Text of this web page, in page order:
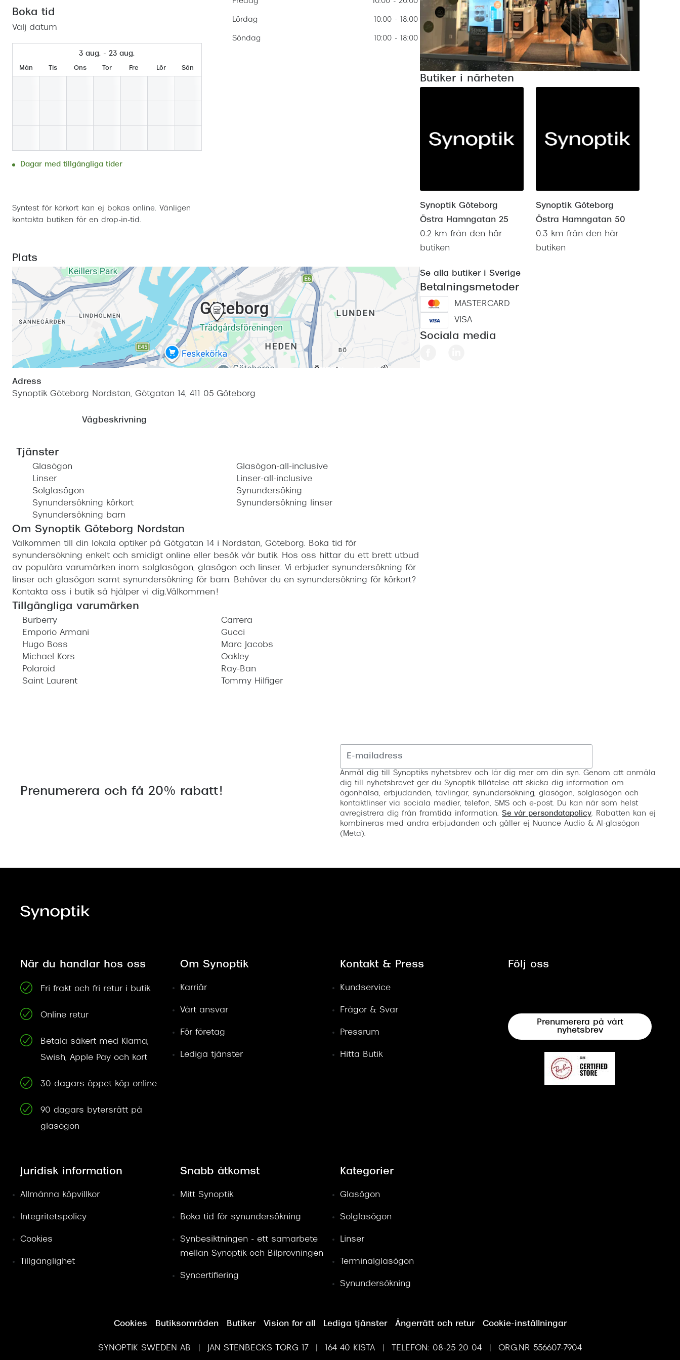
Mitt Synoptik
Abonnemang
Abonnemang glasögon barn
Progressiva glasögon
Cat eye solglasögon
Suncover och clip-on
Polariserade solglasögon
Dygnet-runt-linser
Precision1
Boka synundersökning
terminal-/skyddsglasögon
Boka tid
Välj datum
3 aug. - 23 aug.
Mån Tis Ons Tor Fre Lör Sön
Dagar med tillgängliga tider
Syntest för körkort kan ej bokas online. Vänligen
kontakta butiken för en drop-in-tid.
Lördag 10:00 - 18:00
Söndag 10:00 - 18:00
Plats
Adress
Synoptik Göteborg Nordstan, Götgatan 14, 411 05 Göteborg
Vägbeskrivning
Tjänster
Glasögon
Glasögon-all-inclusive
Linser
Linser-all-inclusive
Solglasögon
Synundersöking
Synundersökning körkort
Synundersökning linser
Synundersökning barn
Om Synoptik Göteborg Nordstan
Välkommen till din lokala optiker på Götgatan 14 i Nordstan, Göteborg. Boka tid för
synundersökning enkelt och smidigt online eller besök vår butik. Hos oss hittar du ett brett utbud
av populära varumärken inom solglasögon, glasögon och linser. Vi erbjuder synundersökning för
linser och glasögon samt synundersökning för barn. Behöver du en synundersökning för körkort?
Kontakta oss i butik så hjälper vi dig.Välkommen!
Tillgängliga varumärken
Burberry
Carrera
Emporio Armani
Gucci
Hugo Boss
Marc Jacobs
Michael Kors
Oakley
Polaroid
Ray-Ban
Saint Laurent
Tommy Hilfiger
Butiker i närheten
Synoptik Göteborg
Östra Hamngatan 25
0.2 km från den här
butiken
Synoptik Göteborg
Östra Hamngatan 50
0.3 km från den här
butiken
Se alla butiker i Sverige
Betalningsmetoder
MASTERCARD
VISA
Sociala media
Prenumerera och få 20% rabatt!
Anmäl dig till Synoptiks nyhetsbrev och lär dig mer om din syn. Genom att anmäla
dig till nyhetsbrevet ger du Synoptik tillåtelse att skicka dig information om
ögonhälsa, erbjudanden, tävlingar, synundersökning, glasögon, solglasögon och
kontaktlinser via sociala medier, telefon, SMS och e-post. Du kan när som helst
avregistrera dig från framtida information. Se vår persondatapolicy. Rabatten kan ej
kombineras med andra erbjudanden och gäller ej Nuance Audio & AI-glasögon
(Meta).
När du handlar hos oss
Fri frakt och fri retur i butik
Online retur
Betala säkert med Klarna,
Swish, Apple Pay och kort
30 dagars öppet köp online
90 dagars bytersrätt på
glasögon
Om Synoptik
Karriär
Vårt ansvar
För företag
Lediga tjänster
Kontakt & Press
Kundservice
Frågor & Svar
Pressrum
Hitta Butik
Juridisk information
Allmänna köpvillkor
Integritetspolicy
Cookies
Tillgänglighet
Snabb åtkomst
Mitt Synoptik
Boka tid för synundersökning
Synbesiktningen - ett samarbete
mellan Synoptik och Bilprovningen
Syncertifiering
Kategorier
Glasögon
Solglasögon
Linser
Terminalglasögon
Synundersökning
Följ oss
Prenumerera på vårt
nyhetsbrev
Cookies Butiksområden Butiker Vision for all Lediga tjänster Ångerrätt och retur Cookie-inställningar
SYNOPTIK SWEDEN AB | JAN STENBECKS TORG 17 | 164 40 KISTA | TELEFON: 08-25 20 04 | ORG.NR 556607-7904